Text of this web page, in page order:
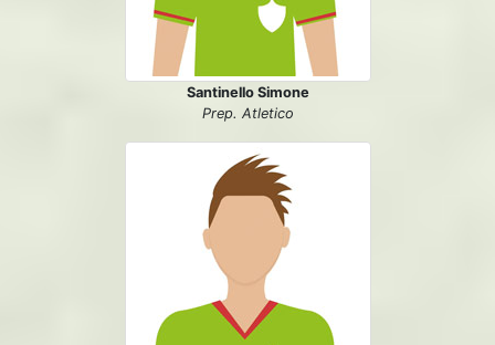
Santinello Simone
Prep. Atletico